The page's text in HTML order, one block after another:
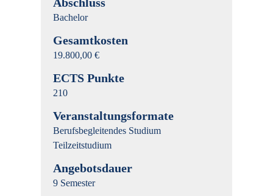
Bachelor
Gesamtkosten
19.800,00 €
ECTS Punkte
210
Veranstaltungsformate
Berufsbegleitendes Studium
Teilzeitstudium
Angebotsdauer
9 Semester